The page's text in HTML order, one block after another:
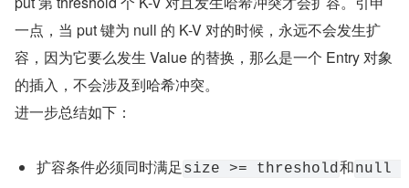
一点，当 put 键为 null 的 K-V 对的时候，永远不会发生扩
容，因为它要么发生 Value 的替换，那么是一个 Entry 对象
的插入，不会涉及到哈希冲突。
进一步总结如下：
扩容条件必须同时满足 size >= threshold 和null